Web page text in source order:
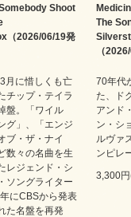
Shoot
（2026/06/19発
月に惜しくも亡
チップ・テイラ
盤。「ワイル
グ」、「エンジ
ブ・ザ・ナイ
数々の名曲を生
レジェンド・シ
ソングライター
にCBSから発表
た名盤を再発
The
（
70年代
た、ド
アンド
ン・シ
ルヴァ
ンピレ
3,300